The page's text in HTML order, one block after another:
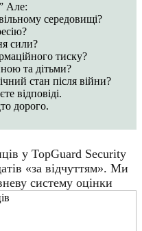
Але:
середовищі?
сили?
тиску?
та дітьми?
стан після війни?
відповіді.
дорого.
у TopGuard Security
«за відчуттям». Ми
систему оцінки